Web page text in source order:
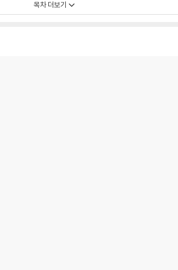
목차 더보기